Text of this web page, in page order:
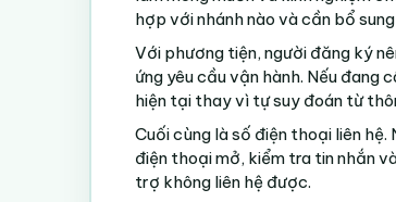
hợp với nhánh nào và cần bổ
Với phương tiện, người đăng ký
ứng yêu cầu vận hành. Nếu đang
hiện tại thay vì tự suy đoán từ
Cuối cùng là số điện thoại liên
điện thoại mở, kiểm tra tin nhắn
trợ không liên hệ được.